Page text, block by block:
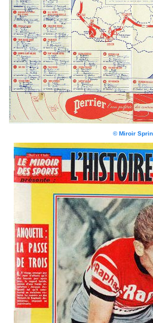
© Miroir